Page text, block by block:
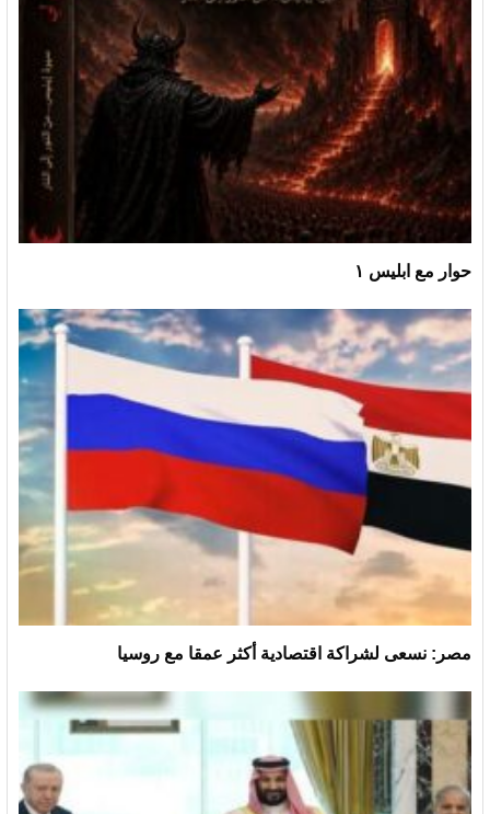
حوار مع ابليس ١
مصر: نسعى لشراكة اقتصادية أكثر عمقا مع روسيا